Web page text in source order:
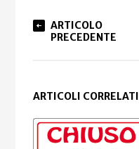
ARTICOLO
PRECEDENTE
ARTICOLI CORRELATI